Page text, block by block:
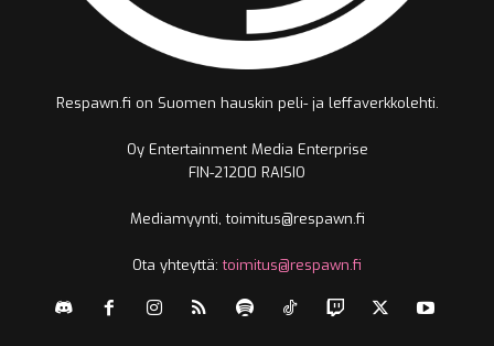
Respawn.fi on Suomen hauskin peli- ja leffaverkkolehti.
Oy Entertainment Media Enterprise
FIN-21200 RAISIO
Mediamyynti, toimitus@respawn.fi
Ota yhteyttä:toimitus@respawn.fi